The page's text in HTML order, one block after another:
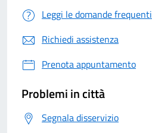
Leggi le domande frequenti
Richiedi assistenza
Prenota appuntamento
Problemi in città
Segnala disservizio